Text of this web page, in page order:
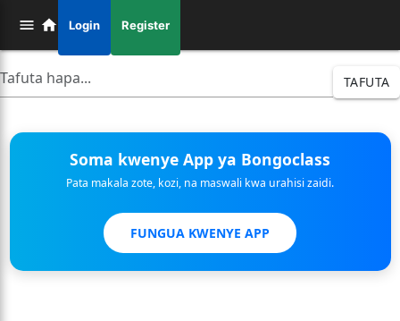
Login Register
TAFUTA
Soma kwenye App ya Bongoclass
Pata makala zote, kozi, na maswali kwa urahisi zaidi.
FUNGUA KWENYE APP